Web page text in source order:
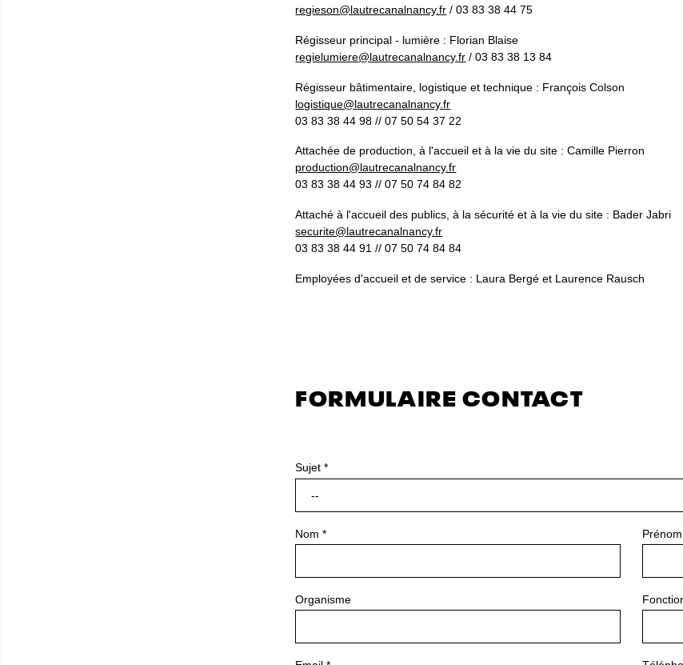
regieson@lautrecanalnancy.fr / 03 83 38 44 75
Régisseur principal - lumière : Florian Blaise
regielumiere@lautrecanalnancy.fr / 03 83 38 13 84
Régisseur bâtimentaire, logistique et technique : François Colson
logistique@lautrecanalnancy.fr
03 83 38 44 98 // 07 50 54 37 22
Attachée de production, à l'accueil et à la vie dusite :Camille Pierron
production@lautrecanalnancy.fr
03 83 38 44 93 // 07 50 74 84 82
Attaché à l'accueil des publics, à la sécurité et à la vie du site : Bader Jabri
securite@lautrecanalnancy.fr
03 83 38 44 91 // 07 50 74 84 84
Employées d'accueil et de service : Laura Bergé et Laurence Rausch
FORMULAIRE CONTACT
Sujet*
--
Nom* Prénom
Organisme